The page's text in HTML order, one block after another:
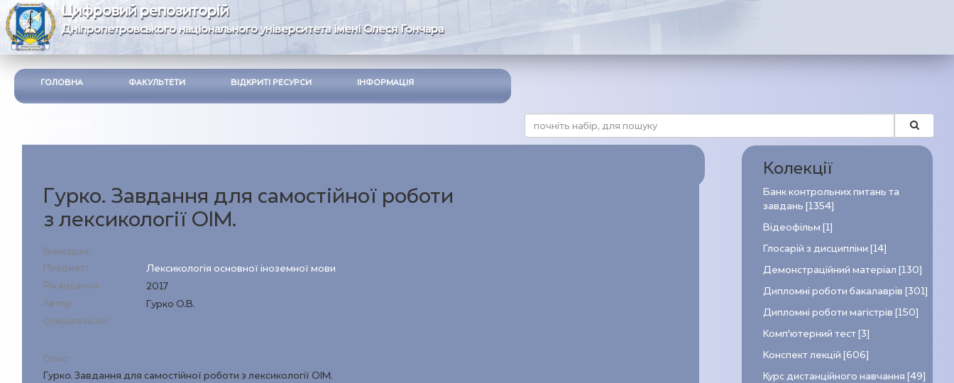
Цифровий репозиторій
Дніпропетровського національного університета імені Олеся Гончара
ГОЛОВНА ФАКУЛЬТЕТИ ВІДКРИТІ РЕСУРСИ ІНФОРМАЦІЯ
Гурко. Завдання для самостійної роботи
з лексикології ОІМ.
Викладач:
Предмет:
Лексикологія основної іноземної мови
Рік видання: 2017
Автор: Гурко О.В.
Спеціалізація:
Опис:
Гурко. Завдання для самостійної роботи з лексикології ОІМ.
Колекції
Банк контрольних питань та
завдань [1354]
Відеофільм [1]
Глосарій з дисципліни [14]
Демонстраційний матеріал [130]
Дипломні роботи бакалаврів [301]
Дипломні роботи магістрів [150]
Комп’ютерний тест [3]
Конспект лекцій [606]
Курс дистанційного навчання [49]